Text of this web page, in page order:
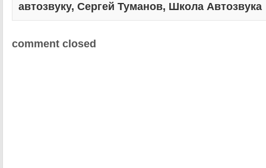
автозвуку, Сергей Туманов, Школа Автозвука
comment closed